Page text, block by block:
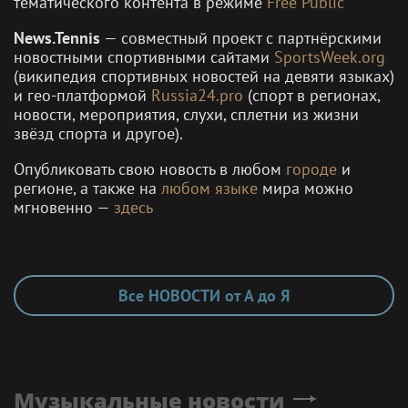
News.Tennis — совместный проект с партнёрскими
новостными спортивными сайтами SportsWeek.org
(википедия спортивных новостей на девяти языках)
и гео-платформой Russia24.pro (спорт в регионах,
новости, мероприятия, слухи, сплетни из жизни
звёзд спорта и другое).
Опубликовать свою новость в любом городе и
регионе, а также на любом языке мира можно
мгновенно — здесь
Все НОВОСТИ от А до Я
Музыкальные новости